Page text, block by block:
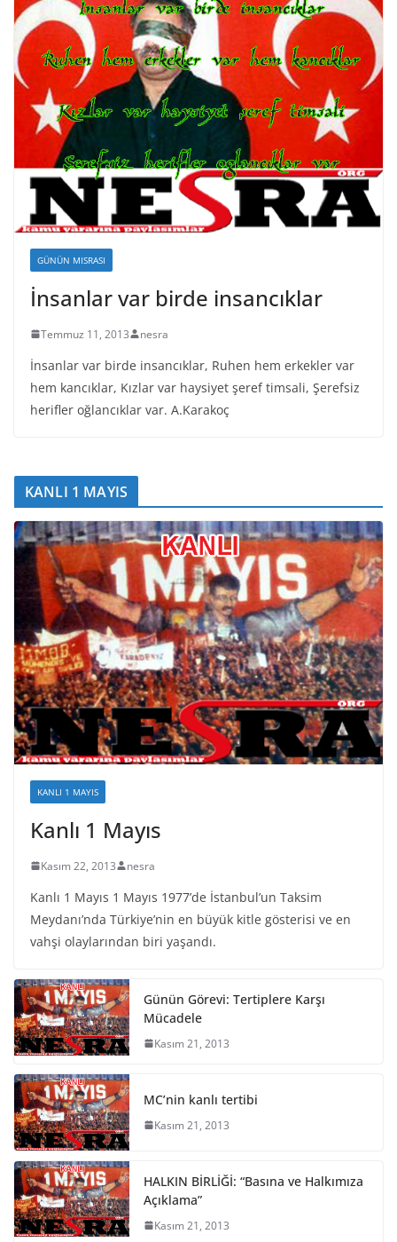
GÜNÜN MISRASI
İnsanlar var birde insancıklar
Temmuz 11, 2013 nesra
İnsanlar var birde insancıklar, Ruhen hem erkekler var
hem kancıklar, Kızlar var haysiyet şeref timsali, Şerefsiz
herifler oğlancıklar var. A.Karakoç
KANLI 1 MAYIS
KANLI 1 MAYIS
Kanlı 1 Mayıs
Kasım 22, 2013 nesra
Kanlı 1 Mayıs 1 Mayıs 1977’de İstanbul’un Taksim
Meydanı’nda Türkiye’nin en büyük kitle gösterisi ve en
vahşi olaylarından biri yaşandı.
Günün Görevi: Tertiplere Karşı
Mücadele
Kasım 21, 2013
MC’nin kanlı tertibi
Kasım 21, 2013
HALKIN BİRLİĞİ: “Basına ve Halkımıza
Açıklama”
Kasım 21, 2013